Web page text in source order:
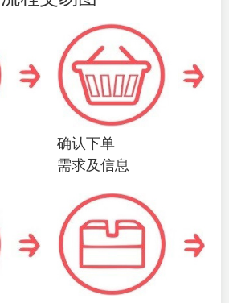
确认下单
需求及信息